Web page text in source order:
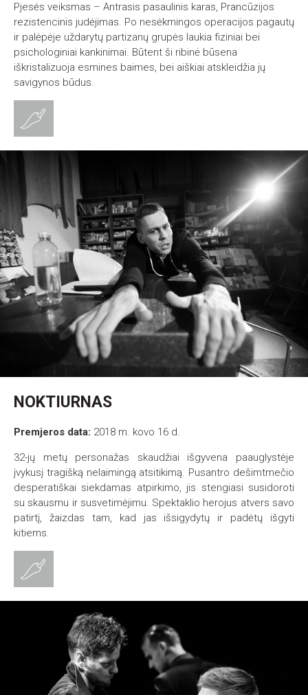
Pjesės veiksmas – Antrasis pasaulinis karas, Prancūzijos
rezistencinis judėjimas. Po nesėkmingos operacijos pagautų
ir palėpėje uždarytų partizanų grupės laukia fiziniai bei
psichologiniai kankinimai. Būtent ši ribinė būsena
iškristalizuoja esmines baimes, bei aiškiai atskleidžia jų
savigynos būdus.
NOKTIURNAS
Premjeros data: 2018 m. kovo 16 d.
32-jų metų personažas skaudžiai išgyvena paauglystėje
įvykusį tragišką nelaimingą atsitikimą. Pusantro dešimtmečio
desperatiškai siekdamas atpirkimo, jis stengiasi susidoroti
su skausmu ir susvetimėjimu. Spektaklio herojus atvers savo
patirtį, žaizdas tam, kad jas išsigydytų ir padėtų išgyti
kitiems.